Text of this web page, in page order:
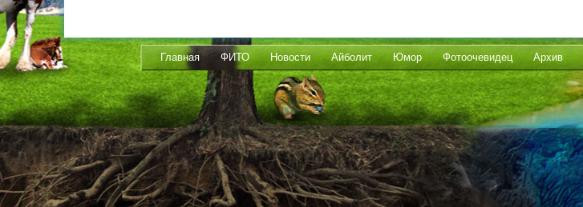
Главная ФИТО Новости Айболит Юмор Фотоочевидец Архив